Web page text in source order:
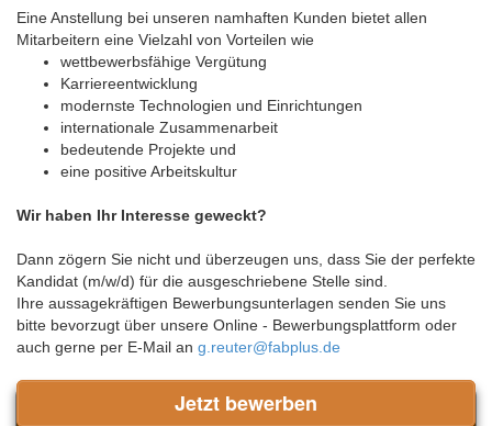
Eine Anstellung bei unseren namhaften Kunden bietet allen
Mitarbeitern eine Vielzahl von Vorteilen wie
wettbewerbsfähige Vergütung
Karriereentwicklung
modernste Technologien und Einrichtungen
internationale Zusammenarbeit
bedeutende Projekte und
eine positive Arbeitskultur
Wir haben Ihr Interesse geweckt?
Dann zögern Sie nicht und überzeugen uns, dass Sie der perfekte
Kandidat (m/w/d) für die ausgeschriebene Stelle sind.
Ihre aussagekräftigen Bewerbungsunterlagen senden Sie uns
bitte bevorzugt über unsere Online - Bewerbungsplattform oder
auch gerne per E-Mail an g.reuter@fabplus.de
Jetzt bewerben